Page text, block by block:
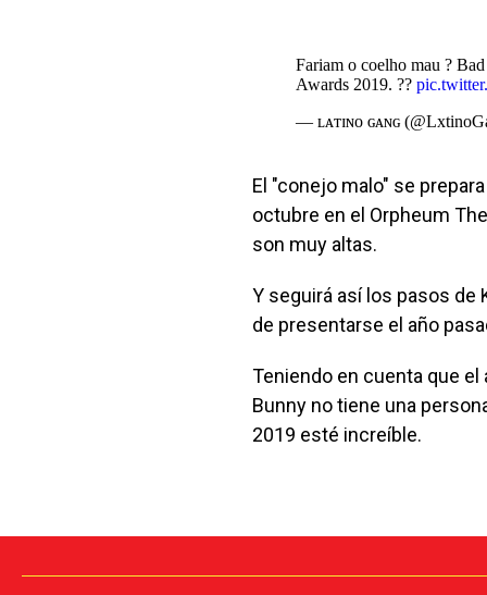
Fariam o coelho mau ?
Awards 2019. ??
— ʟᴀᴛɪɴᴏ ɢᴀɴɢ
El "conejo malo" se
octubre en el Orpheum
son muy altas.
Y seguirá así los pasos de
de presentarse el año
Teniendo en cuenta que el
Bunny no tiene una
2019 esté increíble.